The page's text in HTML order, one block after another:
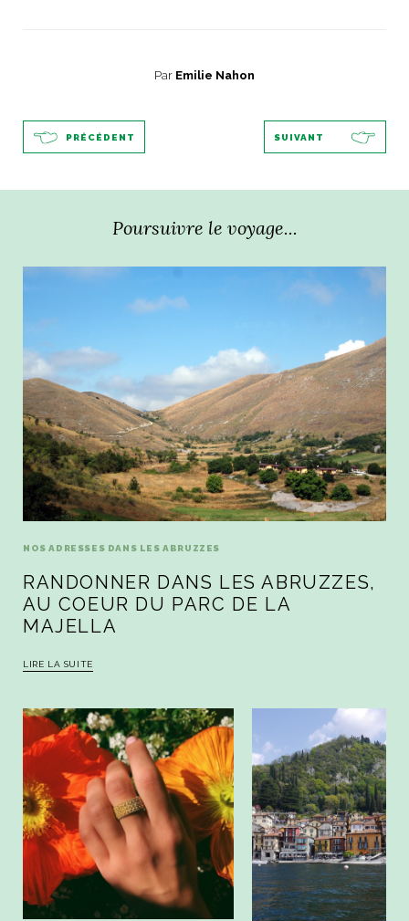
Par Emilie Nahon
PRÉCÉDENT SUIVANT
Poursuivre le voyage...
NOS ADRESSES DANS LES ABRUZZES
RANDONNER DANS LES ABRUZZES,
AU COEUR DU PARC DE LA
MAJELLA
LIRE LA SUITE